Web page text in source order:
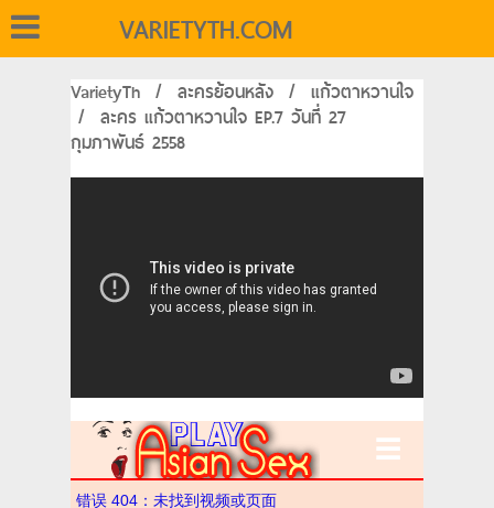
VARIETYTH.COM
VarietyTh / ละครย้อนหลัง / แก้วตาหวานใจ
/ ละคร แก้วตาหวานใจ EP.7 วันที่ 27
กุมภาพันธ์ 2558